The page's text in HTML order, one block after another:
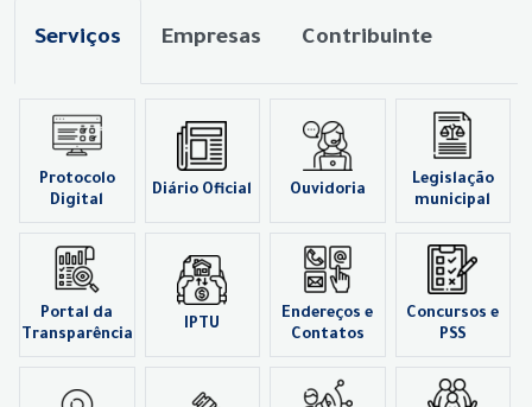
Serviços Empresas Contribuinte
Protocolo
Digital
Diário Oficial Ouvidoria
Legislação
municipal
Portal da
Transparência
IPTU
Endereços e
Contatos
Concursos e
PSS